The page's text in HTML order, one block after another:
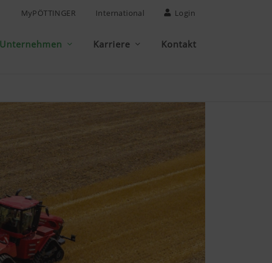
MyPÖTTINGER International Login
Unternehmen Karriere Kontakt